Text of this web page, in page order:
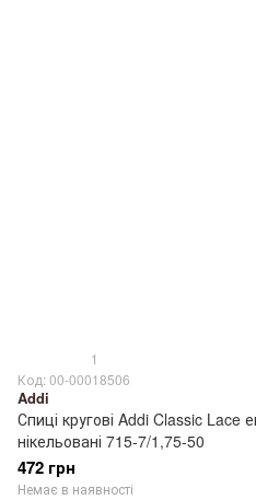
1
Код: 00-00018506
Addi
Спиці кругові Addi Classic Lace
нікельовані 715-7/1,75-50
472 грн
Немає в наявності